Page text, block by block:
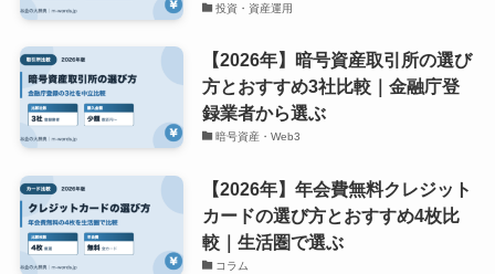
投資・資産運用
【2026年】暗号資産取引所の選び
方とおすすめ3社比較｜金融庁登
録業者から選ぶ
暗号資産・Web3
【2026年】年会費無料クレジット
カードの選び方とおすすめ4枚比
較｜生活圏で選ぶ
コラム